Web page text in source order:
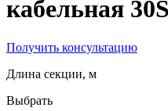
кабельная
Получить консультацию
Длина секции, м
Выбрать